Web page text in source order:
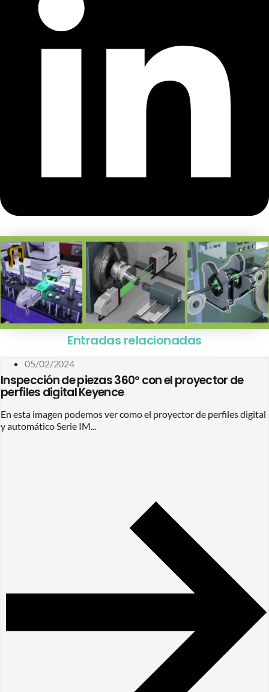
Entradas relacionadas
05/02/2024
Inspección de piezas 360º con el proyector de
perfiles digital Keyence
En esta imagen podemos ver como el proyector de perfiles digital
y automático Serie IM...